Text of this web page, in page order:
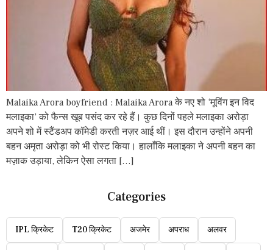
Malaika Arora boyfriend : Malaika Arora के नए शो ‘मूविंग इन विद
मलाइका’ को फैन्स खूब पसंद कर रहे हैं। कुछ दिनों पहले मलाइका अरोड़ा
अपने शो में स्टैंडअप कॉमेडी करती नज़र आई थीं। इस दौरान उन्होंने अपनी
बहन अमृता अरोड़ा को भी रोस्ट किया। हालाँकि मलाइका ने अपनी बहन का
मज़ाक उड़ाया, लेकिन ऐसा लगता […]
Categories
IPL क्रिकेट T20 क्रिकेट अजमेर अपराध अलवर